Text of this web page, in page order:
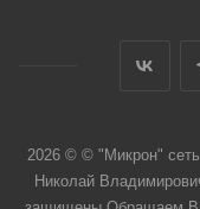
2026 © © "Микрон"
Николай